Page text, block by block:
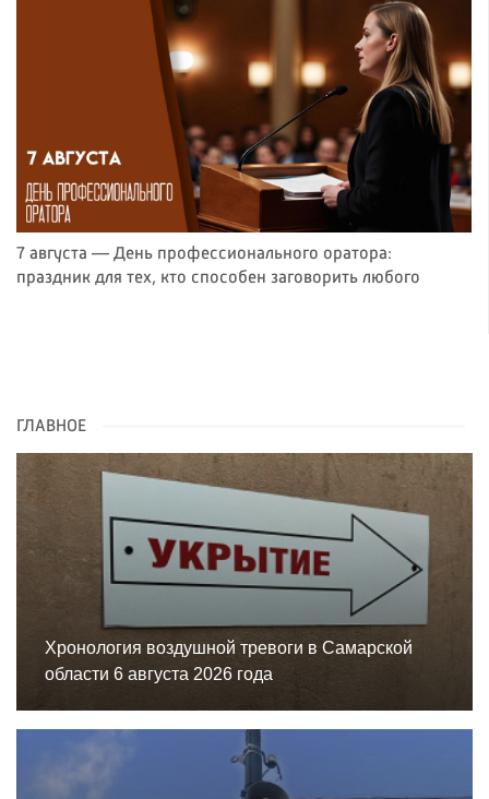
7 августа — День профессионального оратора:
праздник для тех, кто способен заговорить любого
ГЛАВНОЕ
Хронология воздушной тревоги в Самарской
области 6 августа 2026 года